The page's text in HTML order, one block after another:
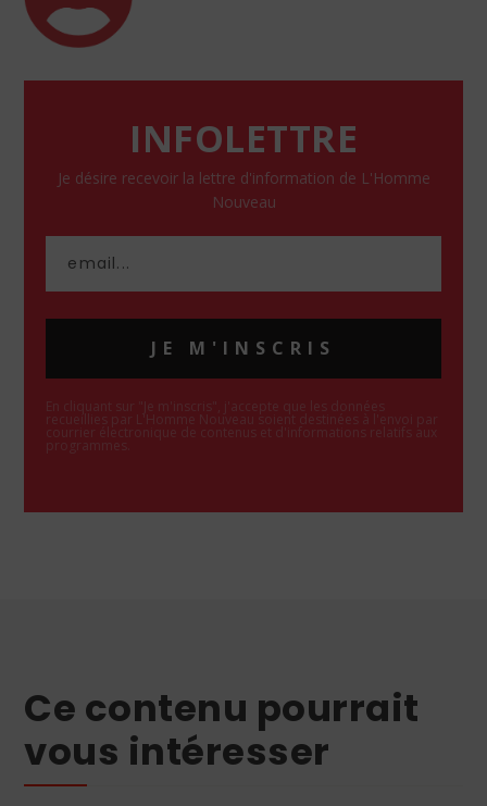
INFOLETTRE
Je désire recevoir la lettre d'information de L'Homme
Nouveau
JE M'INSCRIS
En cliquant sur "Je m'inscris", j'accepte que les données
recueillies par L'Homme Nouveau soient destinées à l'envoi par
courrier électronique de contenus et d'informations relatifs aux
programmes.
Ce contenu pourrait
vous intéresser